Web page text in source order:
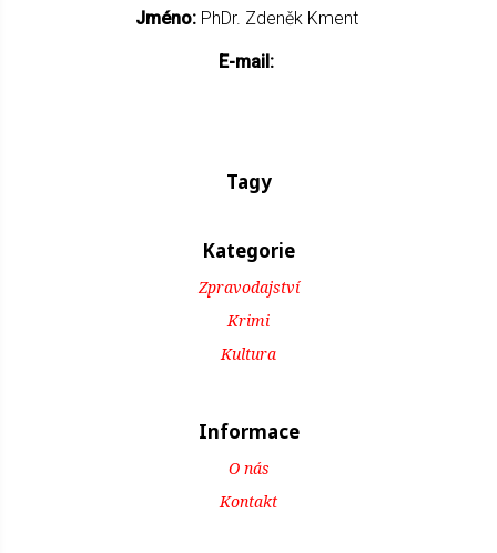
Jméno: PhDr. Zdeněk Kment
E-mail:
Tagy
Kategorie
Zpravodajství
Krimi
Kultura
Informace
O nás
Kontakt